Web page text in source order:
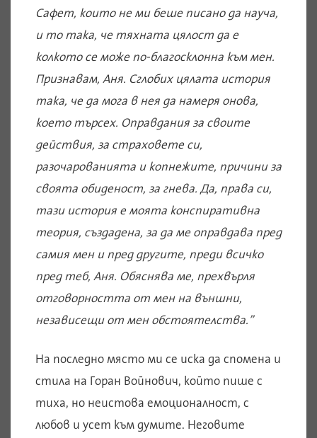
Сафет, които не ми беше писано да науча,
и то така, че тяхната цялост да е
колкото се може по-благосклонна към мен.
Признавам, Аня. Сглобих цялата история
така, че да мога в нея да намеря онова,
което търсех. Оправдания за своите
действия, за страховете си,
разочарованията и копнежите, причини за
своята обиденост, за гнева. Да, права си,
тази история е моята конспиративна
теория, създадена, за да ме оправдава пред
самия мен и пред другите, преди всичко
пред теб, Аня. Обяснява ме, прехвърля
отговорността от мен на външни,
независещи от мен обстоятелства.”
На последно място ми се иска да спомена и
стила на Горан Войнович, който пише с
тиха, но неистова емоционалност, с
любов и усет към думите. Неговите